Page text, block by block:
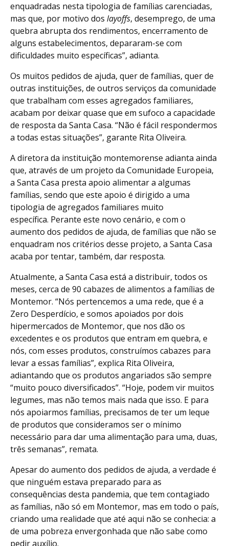
enquadradas nesta tipologia de famílias carenciadas,
mas que, por motivo dos layoffs, desemprego, de uma
quebra abrupta dos rendimentos, encerramento de
alguns estabelecimentos, depararam-se com
dificuldades muito específicas”, adianta.
Os muitos pedidos de ajuda, quer de famílias, quer de
outras instituições, de outros serviços da comunidade
que trabalham com esses agregados familiares,
acabam por deixar quase que em sufoco a capacidade
de resposta da Santa Casa. “Não é fácil respondermos
a todas estas situações”, garante Rita Oliveira.
A diretora da instituição montemorense adianta ainda
que, através de um projeto da Comunidade Europeia,
a Santa Casa presta apoio alimentar a algumas
famílias, sendo que este apoio é dirigido a uma
tipologia de agregados familiares muito
específica. Perante este novo cenário, e com o
aumento dos pedidos de ajuda, de famílias que não se
enquadram nos critérios desse projeto, a Santa Casa
acaba por tentar, também, dar resposta.
Atualmente, a Santa Casa está a distribuir, todos os
meses, cerca de 90 cabazes de alimentos a famílias de
Montemor. “Nós pertencemos a uma rede, que é a
Zero Desperdício, e somos apoiados por dois
hipermercados de Montemor, que nos dão os
excedentes e os produtos que entram em quebra, e
nós, com esses produtos, construímos cabazes para
levar a essas famílias”, explica Rita Oliveira,
adiantando que os produtos angariados são sempre
“muito pouco diversificados”. “Hoje, podem vir muitos
legumes, mas não temos mais nada que isso. E para
nós apoiarmos famílias, precisamos de ter um leque
de produtos que consideramos ser o mínimo
necessário para dar uma alimentação para uma, duas,
três semanas”, remata.
Apesar do aumento dos pedidos de ajuda, a verdade é
que ninguém estava preparado para as
consequências desta pandemia, que tem contagiado
as famílias, não só em Montemor, mas em todo o país,
criando uma realidade que até aqui não se conhecia: a
de uma pobreza envergonhada que não sabe como
pedir auxílio.